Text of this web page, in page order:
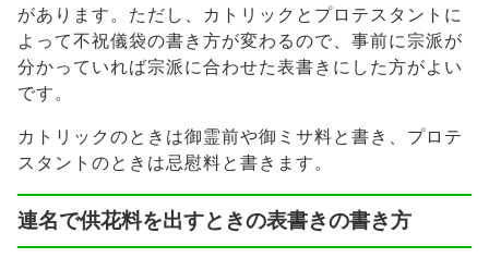
があります。ただし、カトリックとプロテスタントに
よって不祝儀袋の書き方が変わるので、事前に宗派が
分かっていれば宗派に合わせた表書きにした方がよい
です。
カトリックのときは御霊前や御ミサ料と書き、プロテ
スタントのときは忌慰料と書きます。
連名で供花料を出すときの表書きの書き方